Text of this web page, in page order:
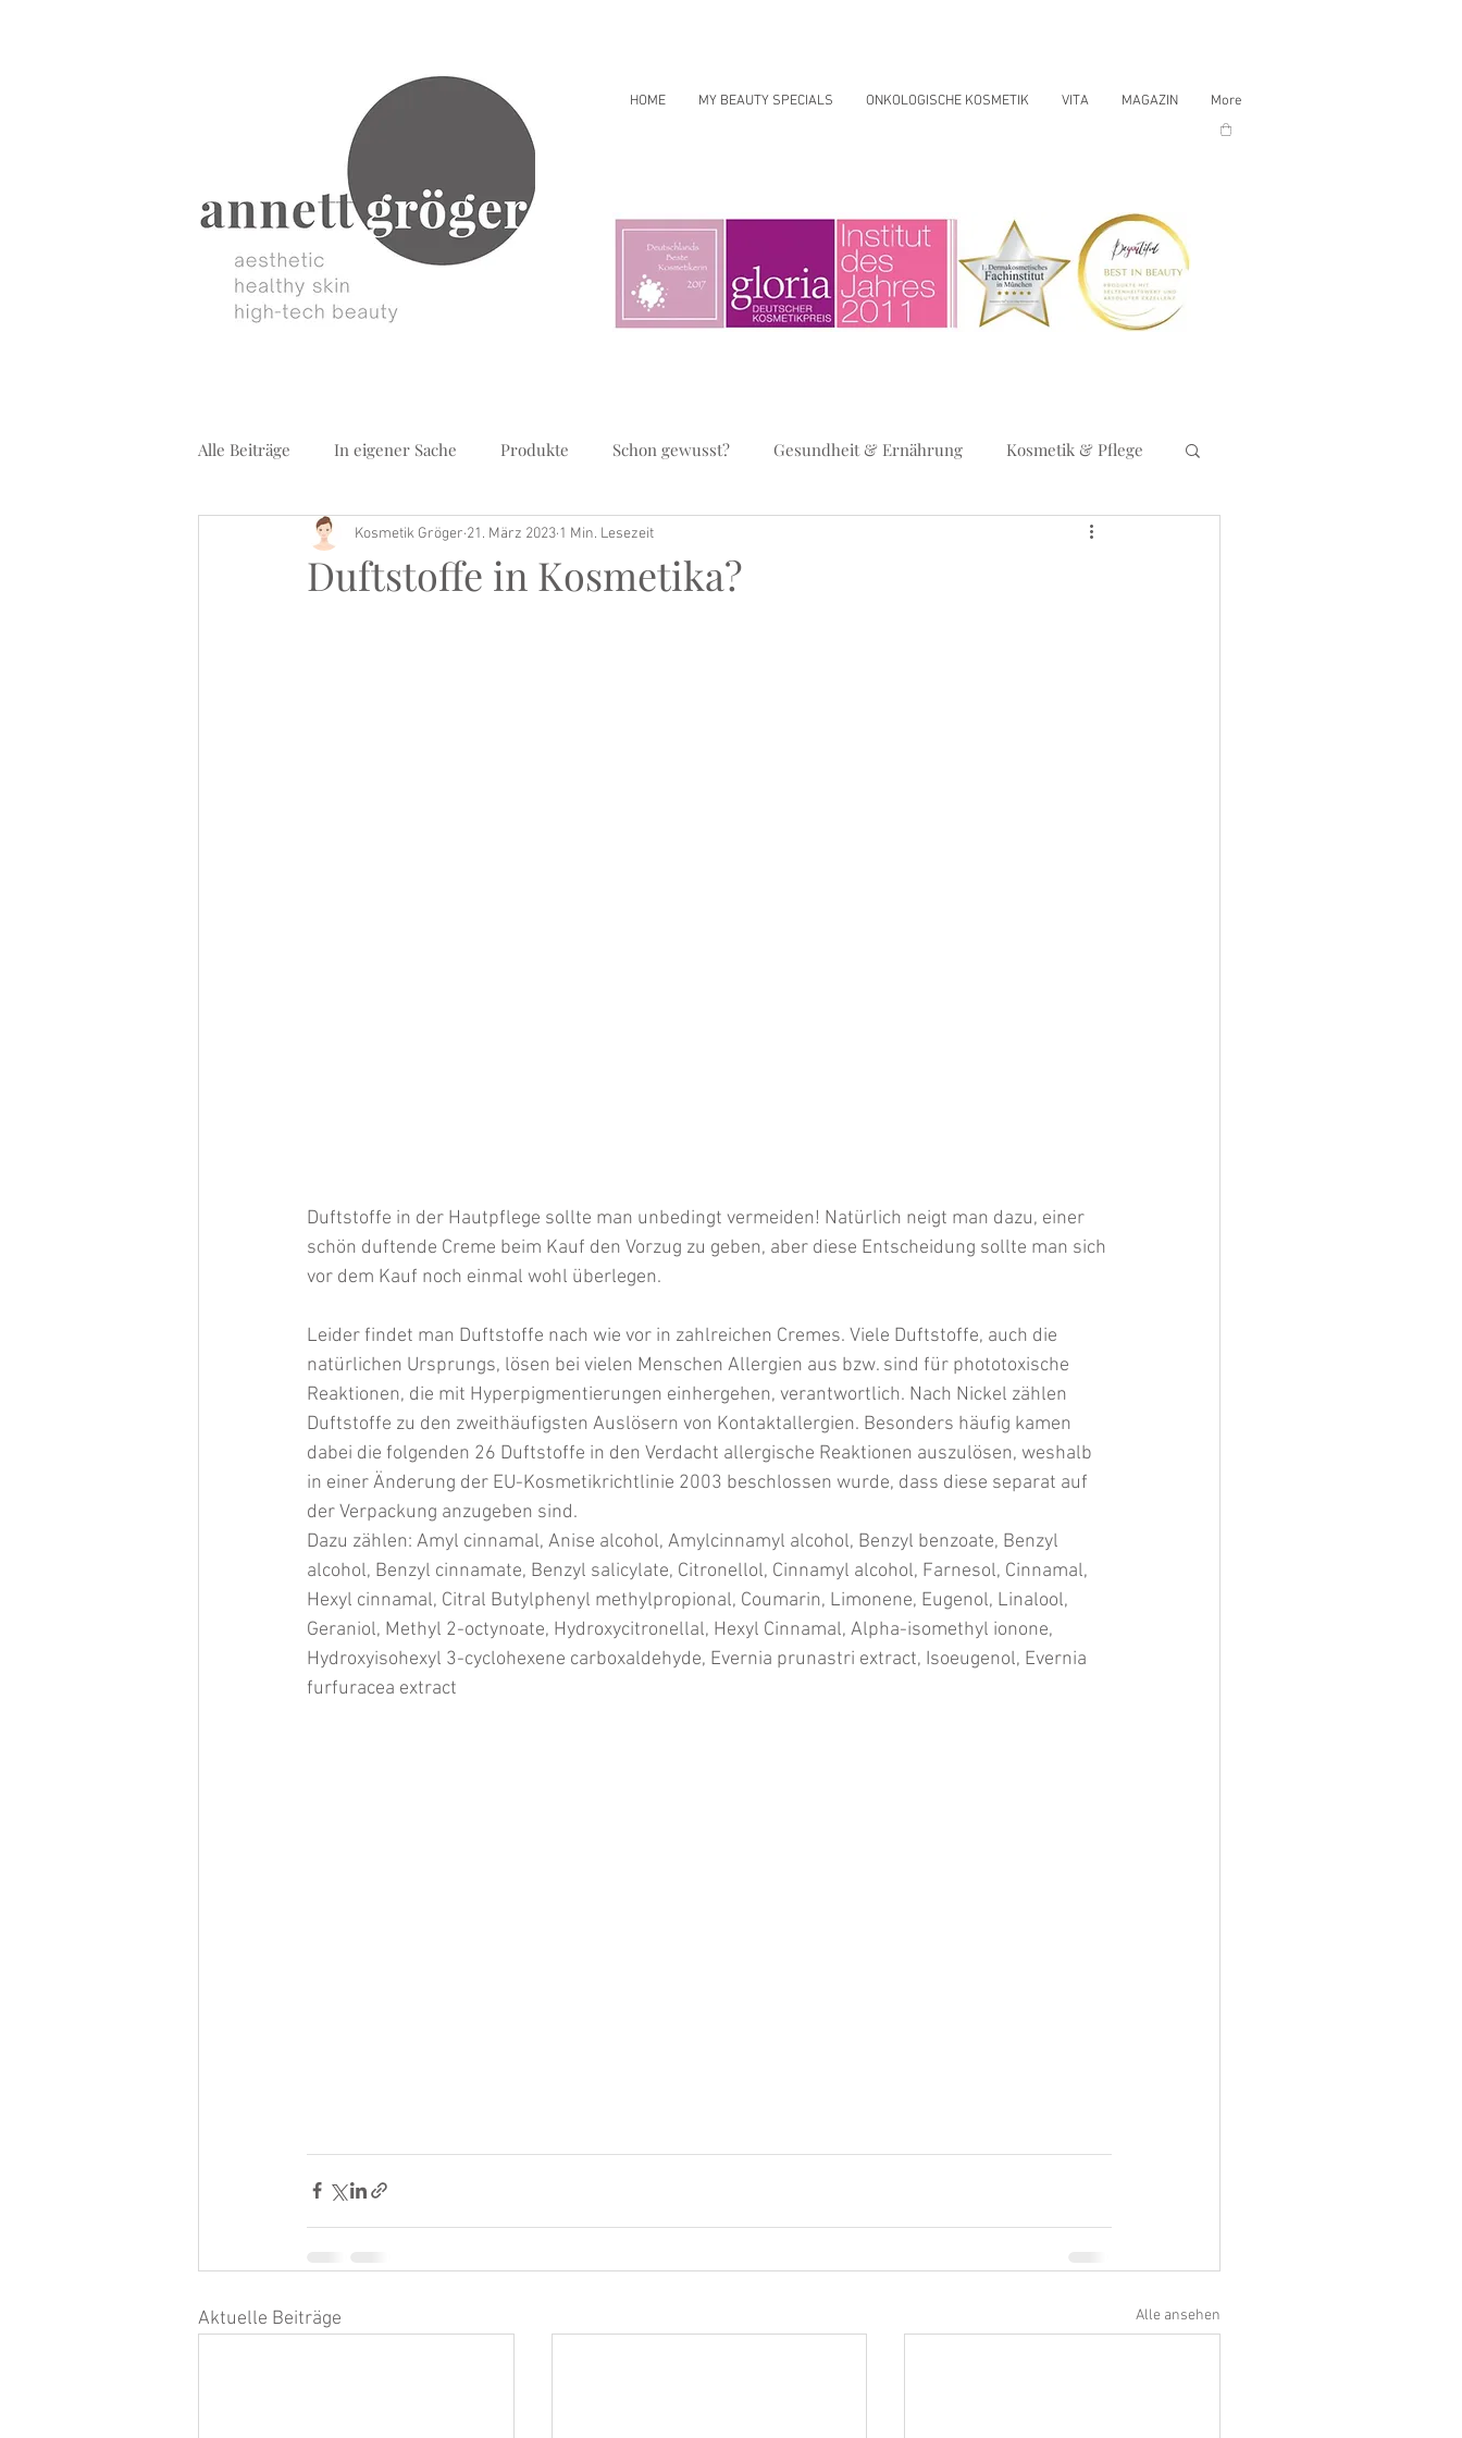
HOME MY BEAUTY SPECIALS ONKOLOGISCHE KOSMETIK VITA MAGAZIN More
Alle Beiträge In eigener Sache Produkte Schon gewusst? Gesundheit & Ernährung Kosmetik & Pflege
Buch Tipp
Duftstoffe in Kosmetika?
Kosmetik Gröger 21. März 2023 1 Min. Lesezeit
Duftstoffe in der Hautpflege sollte man unbedingt vermeiden! Natürlich neigt man dazu, einer
schön duftende Creme beim Kauf den Vorzug zu geben, aber diese Entscheidung sollte man sich
vor dem Kauf noch einmal wohl überlegen.
Leider findet man Duftstoffe nach wie vor in zahlreichen Cremes. Viele Duftstoffe, auch die
natürlichen Ursprungs, lösen bei vielen Menschen Allergien aus bzw. sind für phototoxische
Reaktionen, die mit Hyperpigmentierungen einhergehen, verantwortlich. Nach Nickel zählen
Duftstoffe zu den zweithäufigsten Auslösern von Kontaktallergien. Besonders häufig kamen
dabei die folgenden 26 Duftstoffe in den Verdacht allergische Reaktionen auszulösen, weshalb
in einer Änderung der EU-Kosmetikrichtlinie 2003 beschlossen wurde, dass diese separat auf
der Verpackung anzugeben sind.
Dazu zählen: Amyl cinnamal, Anise alcohol, Amylcinnamyl alcohol, Benzyl benzoate, Benzyl
alcohol, Benzyl cinnamate, Benzyl salicylate, Citronellol, Cinnamyl alcohol, Farnesol, Cinnamal,
Hexyl cinnamal, Citral Butylphenyl methylpropional, Coumarin, Limonene, Eugenol, Linalool,
Geraniol, Methyl 2-octynoate, Hydroxycitronellal, Hexyl Cinnamal, Alpha-isomethyl ionone,
Hydroxyisohexyl 3-cyclohexene carboxaldehyde, Evernia prunastri extract, Isoeugenol, Evernia
furfuracea extract
Aktuelle Beiträge Alle ansehen